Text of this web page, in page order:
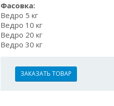
Фасовка:
Ведро 5 кг
Ведро 10 кг
Ведро 20 кг
Ведро 30 кг
ЗАКАЗАТЬ ТОВАР